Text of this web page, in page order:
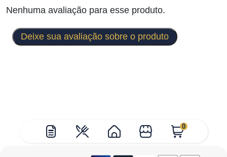
0
Nenhuma avaliação para esse produto.
Deixe sua avaliação sobre o produto